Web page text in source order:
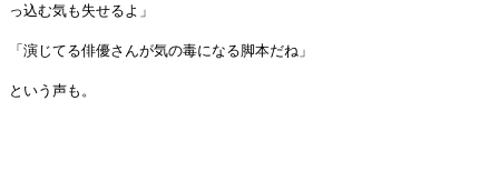
っ込む気も失せるよ」
「演じてる俳優さんが気の毒になる脚本だね」
という声も。